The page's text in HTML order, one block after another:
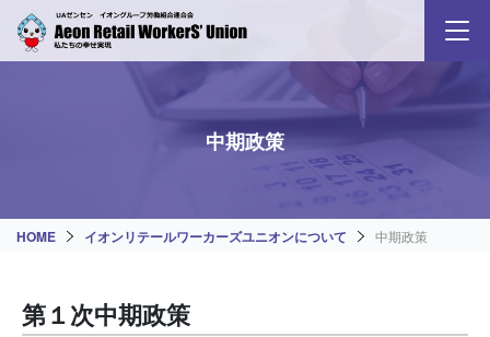
中期政策
HOME イオンリテールワーカーズユニオンについて 中期政策
第１次中期政策